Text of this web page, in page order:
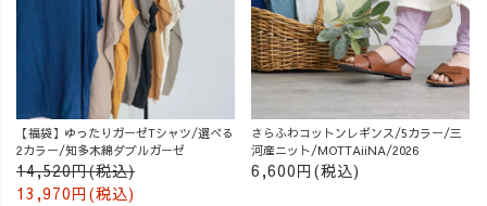
【福袋】ゆったりガーゼTシャツ/選べる
2カラー/知多木綿ダブルガーゼ
14,520円(税込)
13,970円(税込)
さらふわコットンレギンス/5カラー/三
河産ニット/MOTTAiiNA/2026
6,600円(税込)